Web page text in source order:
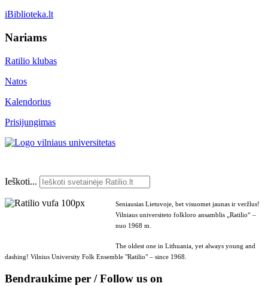
iBiblioteka.lt
Nariams
Ratilio klubas
Natos
Kalendorius
Prisijungimas
Ieškoti...
Seniausias Lietuvoje, bet visuomet jaunas ir veržlus!
Vilniaus universiteto folkloro ansamblis „Ratilio“ –
nuo 1968 m.
The oldest one in Lithuania, yet always young and
dashing! Vilnius University Folk Ensemble "Ratilio" – since 1968.
Bendraukime per / Follow us on